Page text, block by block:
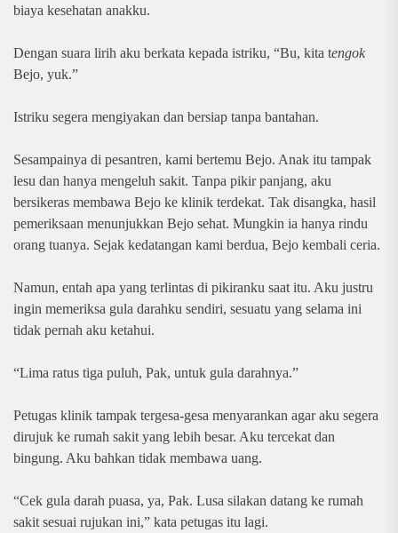
biaya kesehatan anakku.
Dengan suara lirih aku berkata kepada istriku, “Bu, kita tengok
Bejo, yuk.”
Istriku segera mengiyakan dan bersiap tanpa bantahan.
Sesampainya di pesantren, kami bertemu Bejo. Anak itu tampak
lesu dan hanya mengeluh sakit. Tanpa pikir panjang, aku
bersikeras membawa Bejo ke klinik terdekat. Tak disangka, hasil
pemeriksaan menunjukkan Bejo sehat. Mungkin ia hanya rindu
orang tuanya. Sejak kedatangan kami berdua, Bejo kembali ceria.
Namun, entah apa yang terlintas di pikiranku saat itu. Aku justru
ingin memeriksa gula darahku sendiri, sesuatu yang selama ini
tidak pernah aku ketahui.
“Lima ratus tiga puluh, Pak, untuk gula darahnya.”
Petugas klinik tampak tergesa-gesa menyarankan agar aku segera
dirujuk ke rumah sakit yang lebih besar. Aku tercekat dan
bingung. Aku bahkan tidak membawa uang.
“Cek gula darah puasa, ya, Pak. Lusa silakan datang ke rumah
sakit sesuai rujukan ini,” kata petugas itu lagi.